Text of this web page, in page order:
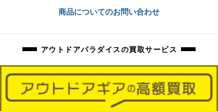
商品についてのお問い合わせ
アウトドアパラダイスの買取サービス